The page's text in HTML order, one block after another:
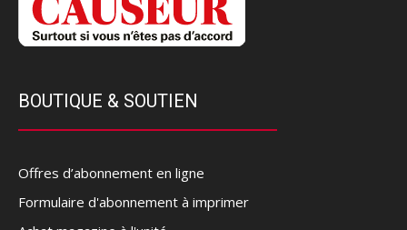
BOUTIQUE & SOUTIEN
Offres d’abonnement en ligne
Formulaire d'abonnement à imprimer